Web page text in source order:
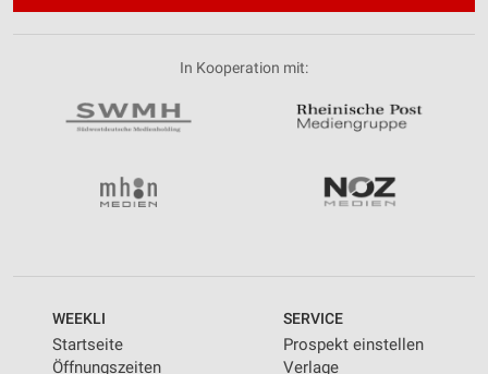
In Kooperation mit:
WEEKLI
Startseite
Öffnungszeiten
SERVICE
Prospekt einstellen
Verlage